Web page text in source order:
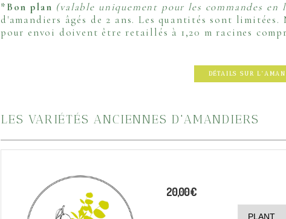
*Bon plan (valable uniquement pour les commandes en
d'amandiers âgés de 2 ans. Les quantités sont limitées.
pour envoi doivent être retaillés à 1,20 m racines
DÉTAILS SUR
LES VARIÉTÉS ANCIENNES D'AMANDIERS
20,00€